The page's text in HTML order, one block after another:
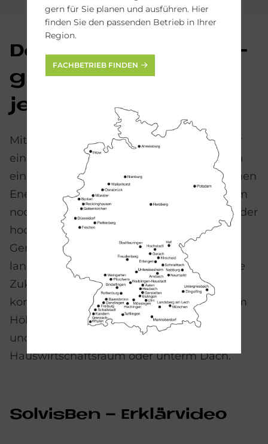
Der kom­pak­te En­er­
gie­ma­na­ger, der in
je­den Kel­ler passt
Mit dem SolvisBen entscheiden Sie sich für
ein Heizsystem der Zukunft, das sich durch
einzigartige Technik, Effizienz und sparsamen
Energieverbrauch auszeichnet – und zudem
noch günstig in der Anschaffung ist. Dank der
hochwertigen Materialqualität – Made in
Germany – ist der Heizkessel besonders
langlebig und die perfekte Investition in die
Zukunft der Energieversorgung. Mit seinen
kompakten Maßen von 65 cm Breite, 1,50 m
Höhe und 1,20 m Tiefe ist er flexibel in Alt-
und Neubau einsetzbar: ob im Keller,
Hauswirtschaftsraum oder unterm Dach.
Sol­vis­Ben - Er­klär­vi­deo
gern für Sie planen und ausführen. Hier
finden Sie den passenden Betrieb in Ihrer
Region.
FACHBETRIEB FINDEN